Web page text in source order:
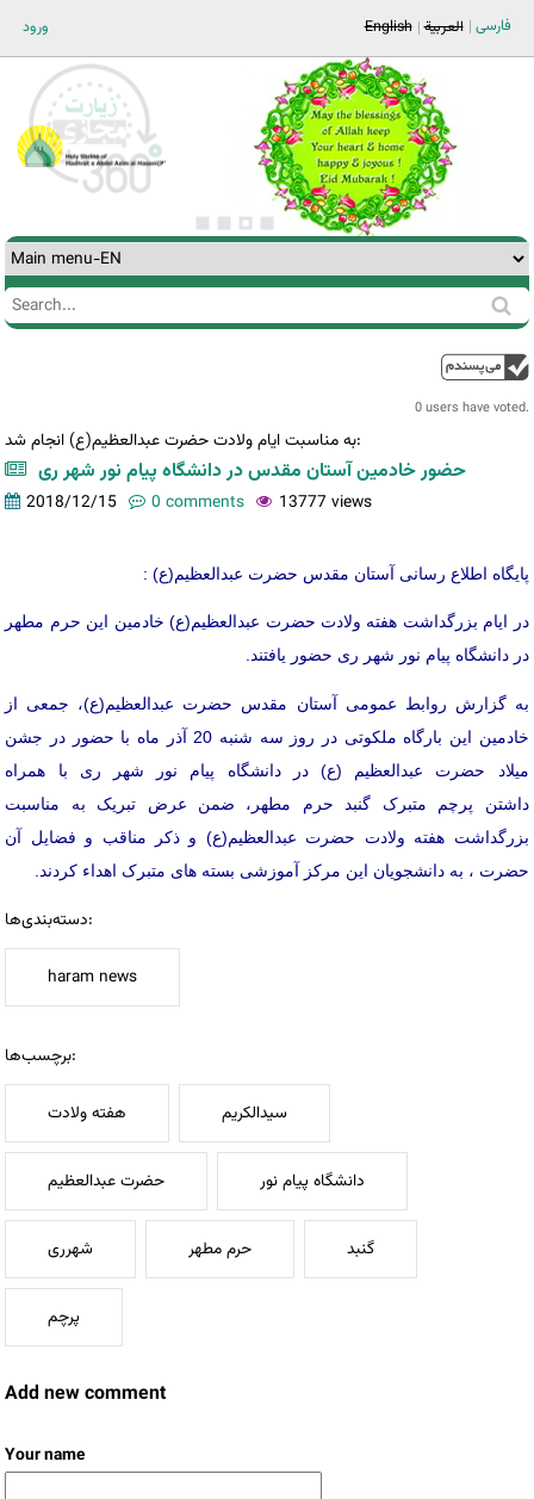
ورود فارسی العربية English
Search
Search
0 users have voted.
به مناسبت ایام ولادت حضرت عبدالعظیم(ع) انجام شد:
حضور خادمین آستان مقدس در دانشگاه پیام نور شهر ری
2018/12/15 0 comments 13777 views
پایگاه اطلاع رسانی آستان مقدس حضرت عبدالعظیم(ع) :
در ایام بزرگداشت هفته ولادت حضرت عبدالعظیم(ع) خادمین این حرم مطهر
در دانشگاه پیام نور شهر ری حضور یافتند.
به گزارش روابط عمومی آستان مقدس حضرت عبدالعظیم(ع)، جمعی از
خادمین این بارگاه ملکوتی در روز سه شنبه 20 آذر ماه با حضور در جشن
میلاد حضرت عبدالعظیم (ع) در دانشگاه پیام نور شهر ری با همراه
داشتن پرچم متبرک گنبد حرم مطهر، ضمن عرض تبریک به مناسبت
بزرگداشت هفته ولادت حضرت عبدالعظیم(ع) و ذکر مناقب و فضایل آن
حضرت ، به دانشجویان این مرکز آموزشی بسته های متبرک اهداء کردند.
دسته‌بندی‌ها:
haram news
برچسب‌ها:
هفته ولادت سیدالکریم
حضرت عبدالعظیم دانشگاه پیام نور
شهرری حرم مطهر گنبد
پرچم
Add new comment
Your name